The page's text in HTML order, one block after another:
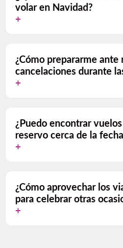
volar en Navidad?
¿Cómo prepararme ante
cancelaciones durante
¿Puedo encontrar
reservo cerca de la
¿Cómo aprovechar los
para celebrar otras